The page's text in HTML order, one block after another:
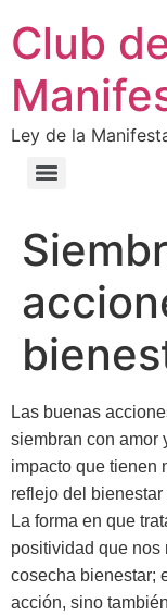
Club
Ley de la
Las buenas
siembran con amor
impacto que tienen
reflejo del
La forma en que
positividad que nos
cosecha bienestar;
acción, sino